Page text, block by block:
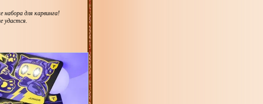
набора для карвинга!
удастся.